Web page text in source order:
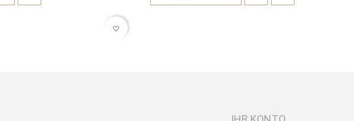
favorite_border